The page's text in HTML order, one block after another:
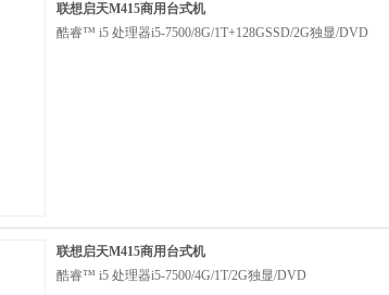
联想启天M415商用台式机
酷睿™ i5 处理器i5-7500/8G/1T+128GSSD/2G独显/DVD
联想启天M415商用台式机
酷睿™ i5 处理器i5-7500/4G/1T/2G独显/DVD